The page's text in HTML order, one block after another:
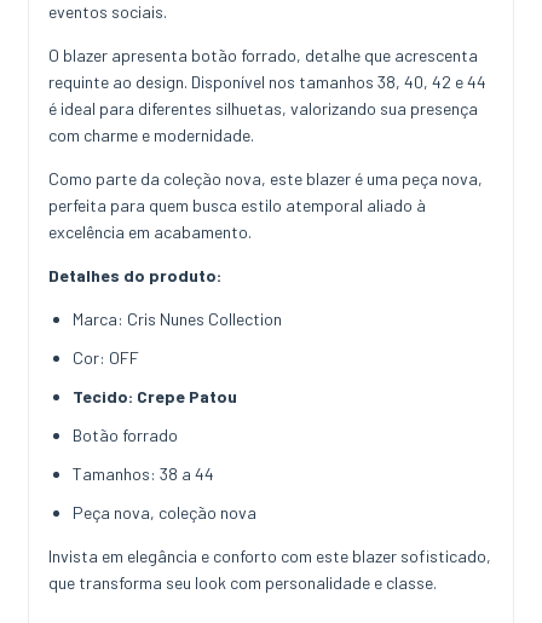
eventos sociais.
O blazer apresenta botão forrado, detalhe que acrescenta
requinte ao design. Disponível nos tamanhos 38, 40, 42 e 44
é ideal para diferentes silhuetas, valorizando sua presença
com charme e modernidade.
Como parte da coleção nova, este blazer é uma peça nova,
perfeita para quem busca estilo atemporal aliado à
excelência em acabamento.
Detalhes do produto:
Marca: Cris Nunes Collection
Cor: OFF
Tecido: Crepe Patou
Botão forrado
Tamanhos: 38 a 44
Peça nova, coleção nova
Invista em elegância e conforto com este blazer sofisticado,
que transforma seu look com personalidade e classe.